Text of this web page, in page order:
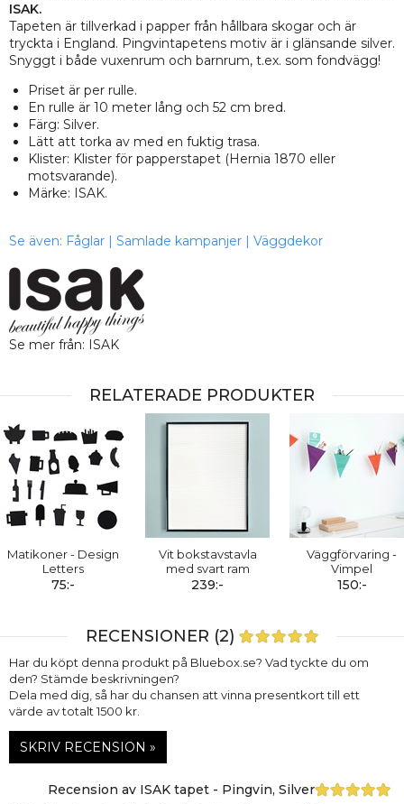
ISAK.
Tapeten är tillverkad i papper från hållbara skogar och är
tryckta i England. Pingvintapetens motiv är i glänsande silver.
Snyggt i både vuxenrum och barnrum, t.ex. som fondvägg!
Priset är per rulle.
En rulle är 10 meter lång och 52 cm bred.
Färg: Silver.
Lätt att torka av med en fuktig trasa.
Klister: Klister för papperstapet (Hernia 1870 eller
motsvarande).
Märke: ISAK.
Se även: Fåglar | Samlade kampanjer | Väggdekor
Se mer från: ISAK
RELATERADE PRODUKTER
Matikoner - Design
Letters
75:-
Vit bokstavstavla
med svart ram
239:-
Väggförvaring -
Vimpel
150:-
RECENSIONER (2)
Har du köpt denna produkt på Bluebox.se? Vad tyckte du om
den? Stämde beskrivningen?
Dela med dig, så har du chansen att vinna presentkort till ett
värde av totalt 1500 kr.
SKRIV RECENSION »
Recension av ISAK tapet - Pingvin, Silver